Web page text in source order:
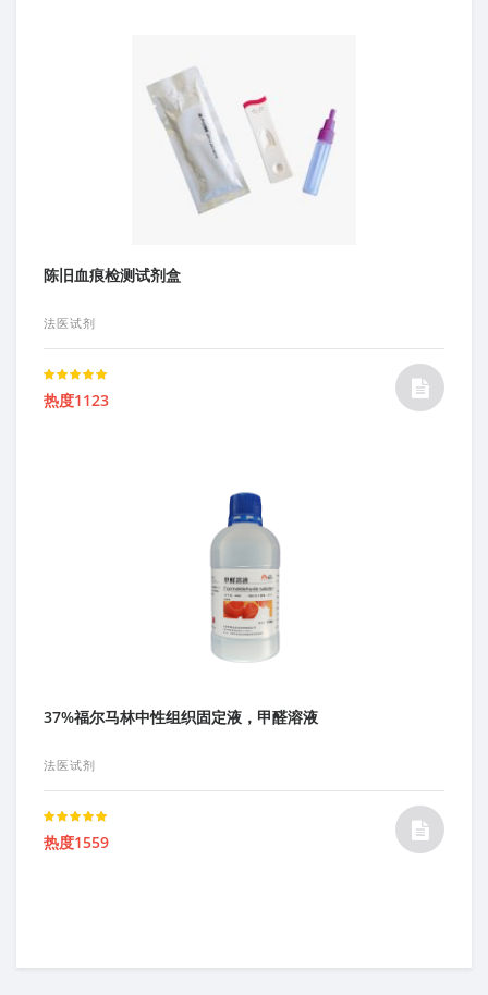
陈旧血痕检测试剂盒
法医试剂
Rated
5.00out of 5
热度1123
37%福尔马林中性组织固定液，甲醛溶液
法医试剂
Rated
5.00out of 5
热度1559